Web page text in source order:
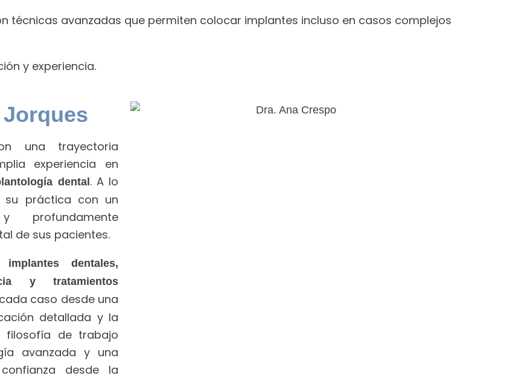
técnicas avanzadas que permiten colocar implantes incluso en casos complejos
y experiencia.
una trayectoria
experiencia en
dental. A lo
su práctica con un
profundamente
de sus pacientes.
implantes dentales,
y tratamientos
caso desde una
detallada y la
filosofía de trabajo
avanzada y una
desde la